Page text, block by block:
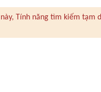
Tính năng tìm kiếm